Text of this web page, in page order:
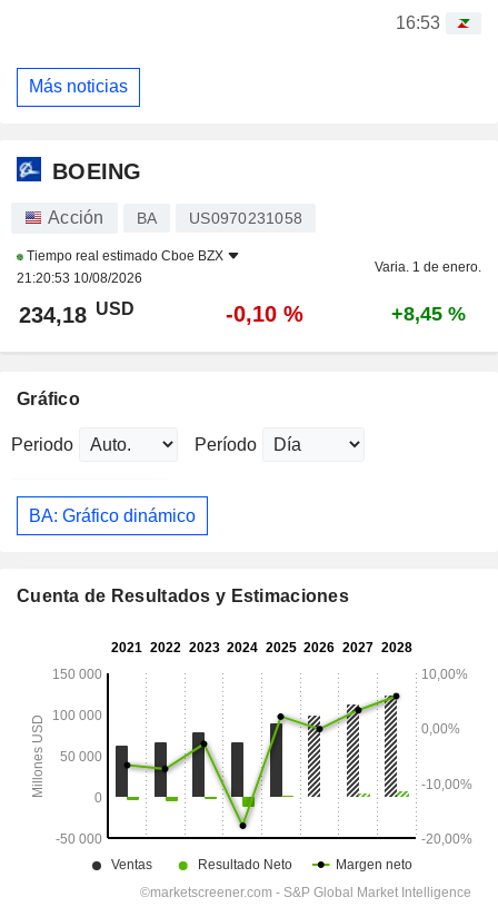
16:53
Más noticias
BOEING
Acción BA US0970231058
Tiempo real estimado Cboe BZX
21:20:53 10/08/2026
Varia. 1 de enero.
234,18 USD -0,10 % +8,45 %
Gráfico
Periodo Período
BA: Gráfico dinámico
Cuenta de Resultados y Estimaciones